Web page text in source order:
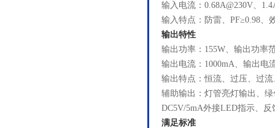
输入电流：0.68A@230V、
输入特点：防雷、PF≥0.98、
输出特性
输出功率：155W、输出功率
输出电流：1000mA、输出电
输出特点：恒流、过压、过
辅助输出：灯管亮灯输出、
DC5V/5mA外接LED指示、
满足标准